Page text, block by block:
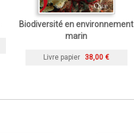
Biodiversité en environnement
marin
Livre papier 38,00 €